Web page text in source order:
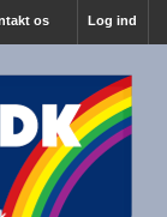
Log ind
os